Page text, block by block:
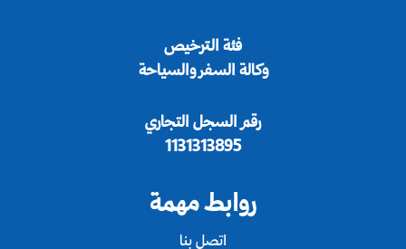
فئة الترخيص
وكالة السفر والسياحة
رقم السجل التجاري
1131313895
روابط مهمة
اتصل بنا